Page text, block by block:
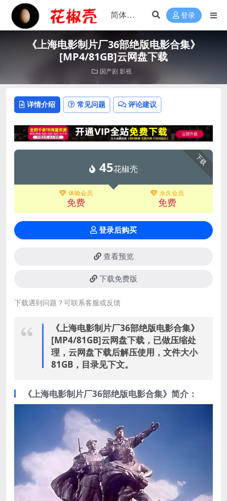
登录
《上海电影制片厂36部绝版电影合集》
[MP4/81GB]云网盘下载
国产剧 影视
详情介绍 常见问题 评论建议
下载
45花椒壳
体验会员
免费
永久会员
免费
登录后购买
查看预览
下载免费版
下载遇到问题？可联系客服或反馈
《上海电影制片厂36部绝版电影合集》
[MP4/81GB]云网盘下载，已做压缩处
理，云网盘下载后解压使用，文件大小
81GB，目录见下文。
《上海电影制片厂36部绝版电影合集》简介：